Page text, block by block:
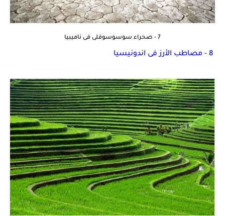
7 - صحراء سوسوسوفلى فى ناميبيا
8 - مصاطب الأرز فى اندونيسيا